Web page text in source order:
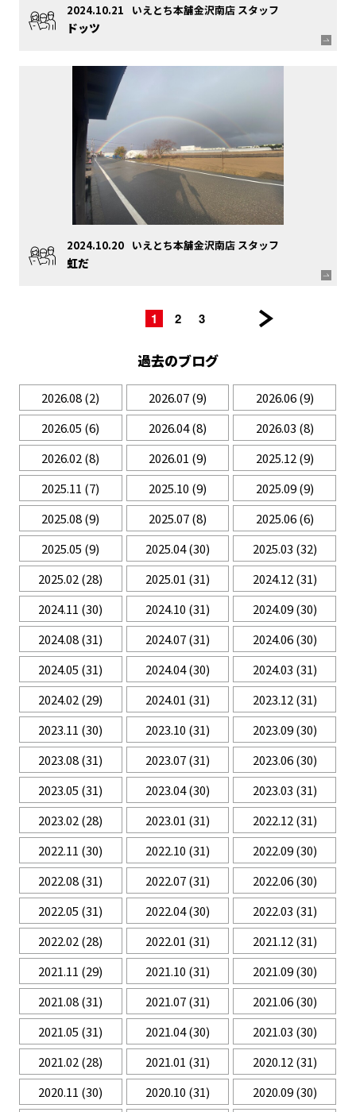
2024.10.21 いえとち本舗金沢南店 スタッフ
ドッツ
2024.10.20 いえとち本舗金沢南店 スタッフ
虹だ
1 2 3
次
の
過去のブログ
2026.08(2) 2026.07(9) 2026.06(9)
2026.05 (6) 2026.04(8) 2026.03 (8)
2026.02(8) 2026.01 (9) 2025.12(9)
2025.11 (7) 2025.10 (9) 2025.09(9)
2025.08(9) 2025.07(8) 2025.06(6)
2025.05 (9) 2025.04(30) 2025.03 (32)
2025.02(28) 2025.01 (31) 2024.12(31)
2024.11 (30) 2024.10 (31) 2024.09(30)
2024.08(31) 2024.07(31) 2024.06(30)
2024.05 (31) 2024.04(30) 2024.03 (31)
2024.02(29) 2024.01 (31) 2023.12(31)
2023.11 (30) 2023.10 (31) 2023.09(30)
2023.08(31) 2023.07(31) 2023.06(30)
2023.05 (31) 2023.04(30) 2023.03 (31)
2023.02(28) 2023.01 (31) 2022.12(31)
2022.11 (30) 2022.10 (31) 2022.09(30)
2022.08(31) 2022.07(31) 2022.06(30)
2022.05 (31) 2022.04(30) 2022.03 (31)
2022.02(28) 2022.01 (31) 2021.12(31)
2021.11 (29) 2021.10 (31) 2021.09(30)
2021.08(31) 2021.07(31) 2021.06(30)
2021.05 (31) 2021.04(30) 2021.03 (30)
2021.02(28) 2021.01 (31) 2020.12(31)
2020.11 (30) 2020.10 (31) 2020.09(30)